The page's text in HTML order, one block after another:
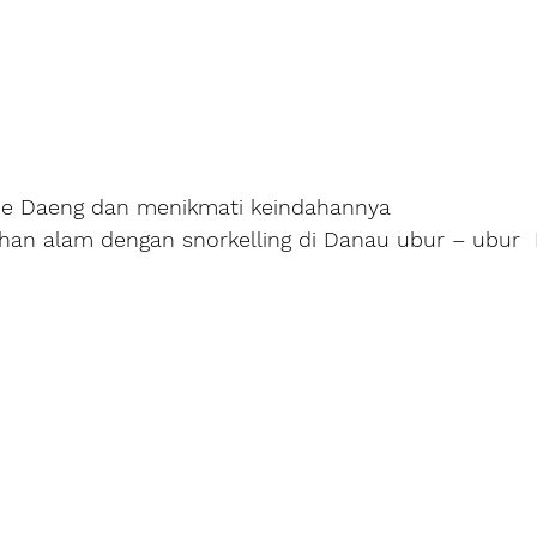
Daeng dan menikmati keindahannya
alam dengan snorkelling di Danau ubur – ubur